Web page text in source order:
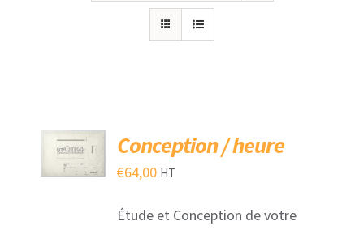
AU
PANIER
/
Conception / heure
€64,00 HT
Étude et Conception de votre